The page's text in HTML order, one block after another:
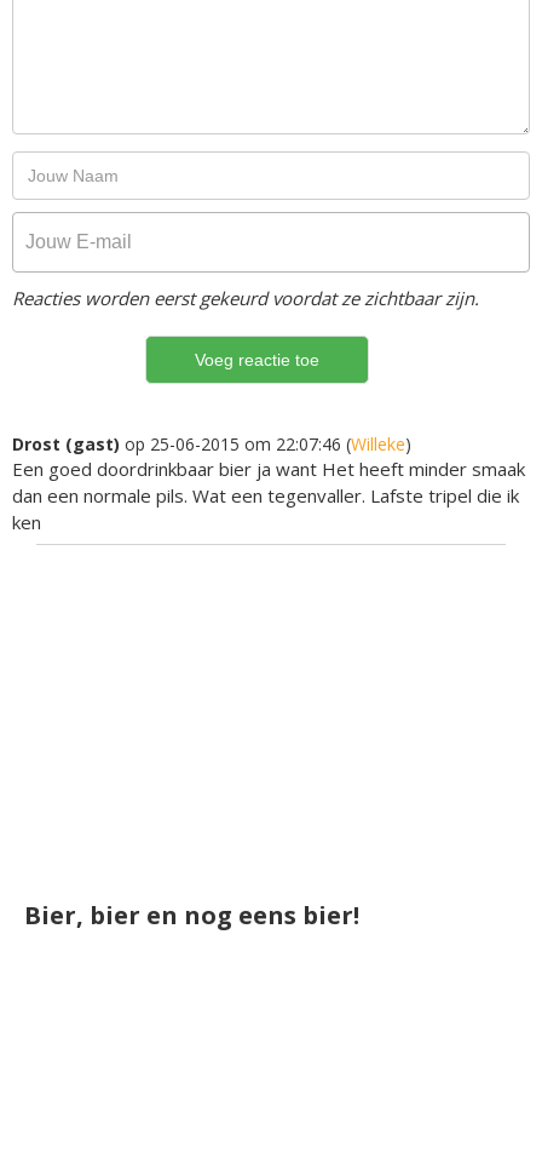
Reacties worden eerst gekeurd voordat ze zichtbaar zijn.
Drost (gast) op 25-06-2015 om 22:07:46 (Willeke)
Een goed doordrinkbaar bier ja want Het heeft minder smaak
dan een normale pils. Wat een tegenvaller. Lafste tripel die ik
ken
Bier, bier en nog eens bier!